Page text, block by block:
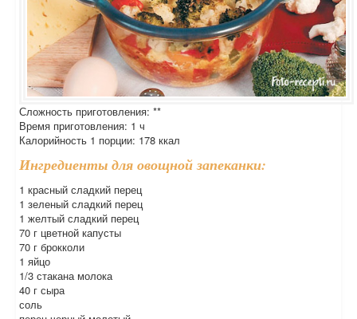
Сложность приготовления: **
Время приготовления: 1 ч
Калорийность 1 порции: 178 ккал
Ингредиенты для овощной запеканки:
1 красный сладкий перец
1 зеленый сладкий перец
1 желтый сладкий перец
70 г цветной капусты
70 г брокколи
1 яйцо
1/3 стакана молока
40 г сыра
соль